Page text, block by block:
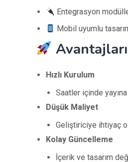
Entegrasyon
Mobil uyumlu
Avantajları
Hızlı Kurulum
Saatler içinde yayına
Düşük Maliyet
Geliştiriciye ihtiyaç
Kolay Güncelleme
İçerik ve tasarım